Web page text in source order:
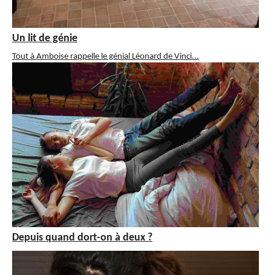
Un lit de génie
Tout à Amboise rappelle le génial Léonard de Vinci...
Depuis quand dort-on à deux ?